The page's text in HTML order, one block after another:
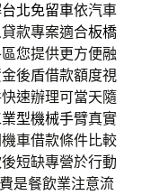
台北免留車依汽車
款專案適合板橋
您提供更方便融
後盾借款額度視
速辦理可當天隨
型機械手臂真實
車借款條件比較
短缺專營於行動
是餐飲業注意流